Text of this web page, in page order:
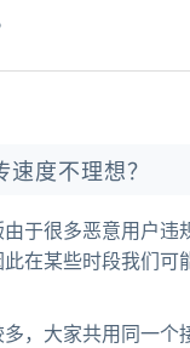
度不理想？
于很多恶意用户违
在某些时段我们
，大家共用同一个